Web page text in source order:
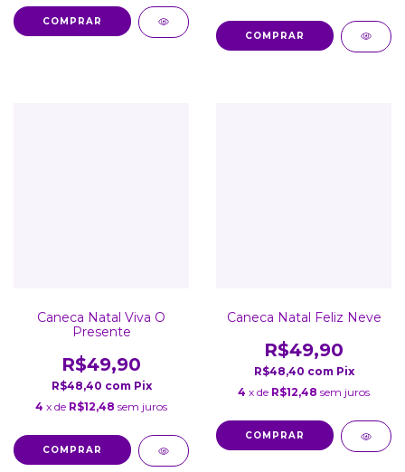
COMPRAR
COMPRAR
Caneca Natal Viva O
Presente
R$49,90
R$48,40 com Pix
4 x de R$12,48 sem juros
COMPRAR
Caneca Natal Feliz Neve
R$49,90
R$48,40 com Pix
4 x de R$12,48 sem juros
COMPRAR